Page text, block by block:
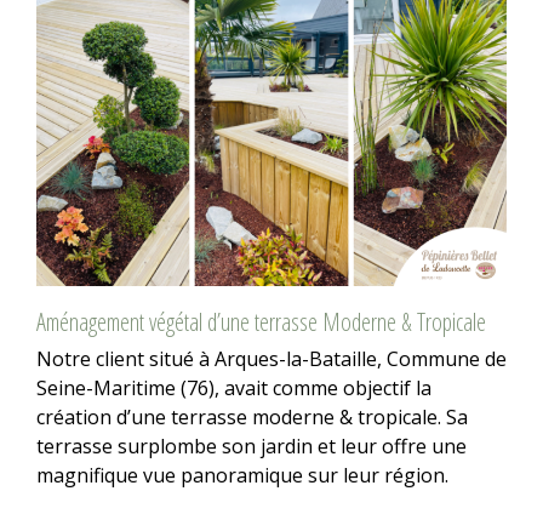
Aménagement végétal d’une terrasse Moderne & Tropicale
Notre client situé à Arques-la-Bataille, Commune de
Seine-Maritime (76), avait comme objectif la
création d’une terrasse moderne & tropicale. Sa
terrasse surplombe son jardin et leur offre une
magnifique vue panoramique sur leur région.